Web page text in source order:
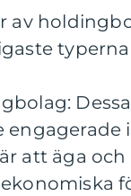
av
att äga